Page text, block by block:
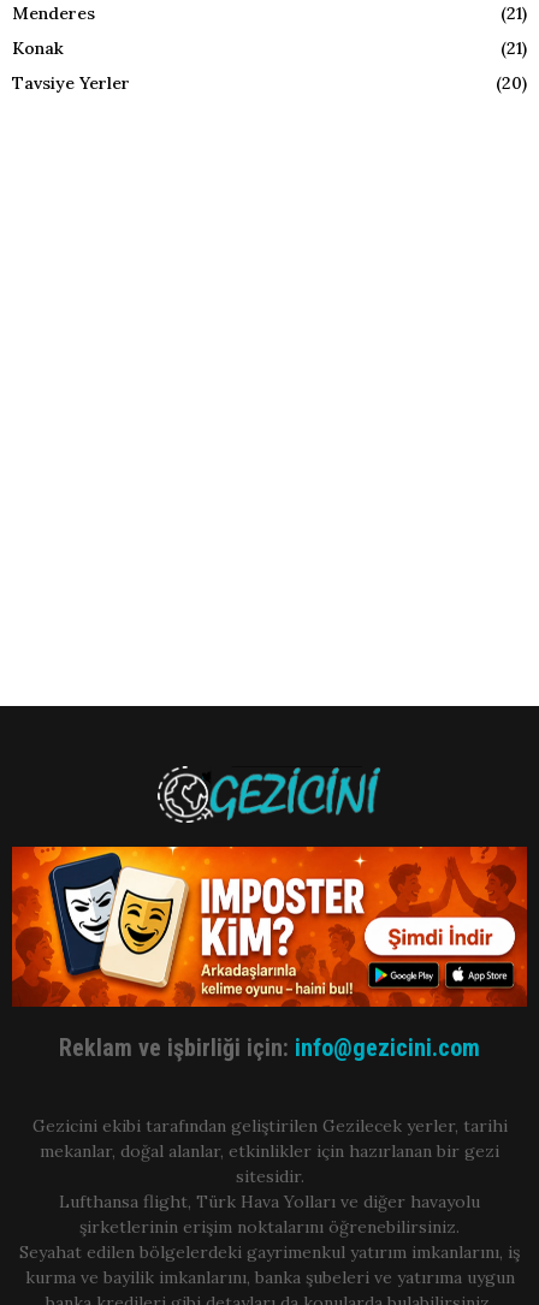
Menderes
(21)
Konak
(21)
Tavsiye Yerler
(20)
Reklam ve işbirliği için: info@gezicini.com
Gezicini ekibi tarafından geliştirilen Gezilecek yerler, tarihi
mekanlar, doğal alanlar, etkinlikler için hazırlanan bir gezi
sitesidir.
Lufthansa flight, Türk Hava Yolları ve diğer havayolu
şirketlerinin erişim noktalarını öğrenebilirsiniz.
Seyahat edilen bölgelerdeki gayrimenkul yatırım imkanlarını, iş
kurma ve bayilik imkanlarını, banka şubeleri ve yatırıma uygun